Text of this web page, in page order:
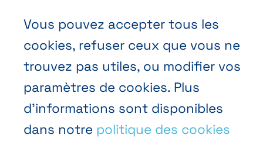
Conditions générales de vente
Politique vie privée
Cookies
Vous pouvez accepter tous les
cookies, refuser ceux que vous ne
trouvez pas utiles, ou modifier vos
paramètres de cookies. Plus
d’informations sont disponibles
dans notre politique des cookies